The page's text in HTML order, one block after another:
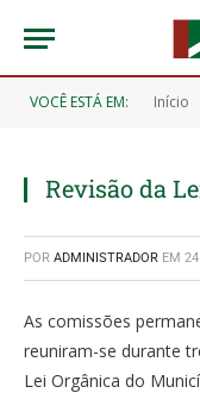
VOCÊ ESTÁ EM: Início
Revisão da
POR ADMINISTRADOR EM
As comissões
reuniram-se durante
Lei Orgânica do